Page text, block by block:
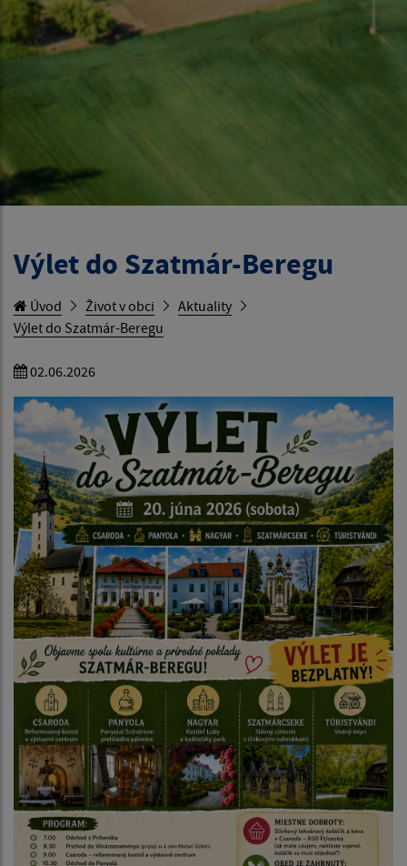
Výlet do Szatmár-Beregu
Úvod Život v obci
Aktuality
Výlet do Szatmár-Beregu
02.06.2026